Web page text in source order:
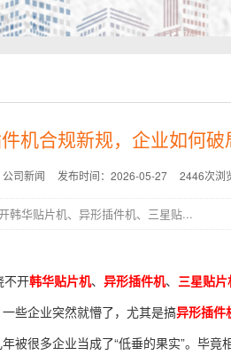
机合规新规，企业如何破
司新闻 发布时间：2026-05-27 2446次浏
韩华贴片机、异形插件机、三星贴...
不开韩华贴片机、 异形插件机、 三星贴片
些企业突然就懵了，尤其是搞异形插件
被很多企业当成了“低垂的果实”。毕